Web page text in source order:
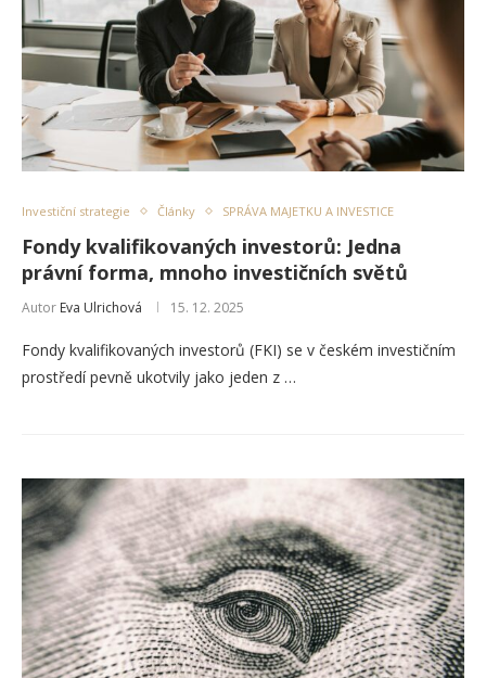
Investiční strategie Články SPRÁVA MAJETKU A INVESTICE
Fondy kvalifikovaných investorů: Jedna
právní forma, mnoho investičních světů
Autor Eva Ulrichová 15. 12. 2025
Fondy kvalifikovaných investorů (FKI) se v českém investičním
prostředí pevně ukotvily jako jeden z …